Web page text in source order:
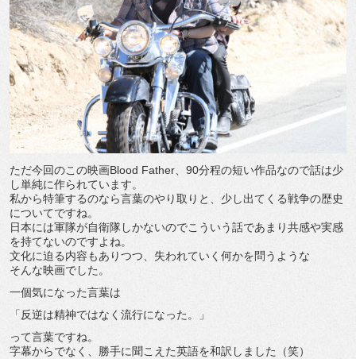
ただ今回のこの映画Blood Father、90分程の短い作品なので話は少
し単純に作られています。
私から特筆するのなら言葉のやり取りと、少し出てくる戦争の歴史
についてですね。
日本には軍隊が自衛隊しかないのでこういう話であまり共感や実感
を持てないのですよね。
文化に迫る内容もありつつ、失われていく何かを問うような
そんな映画でした。
一個気になった言葉は
「反逆は精神ではなく流行になった。」
って言葉ですね。
字幕からでなく、勝手に聞こえた英語を和訳しました（笑）